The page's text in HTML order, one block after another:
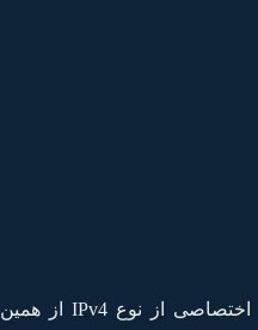
هر سرور مجازی دارای یک آی پی اختصاصی از نوع IPv4 از همین